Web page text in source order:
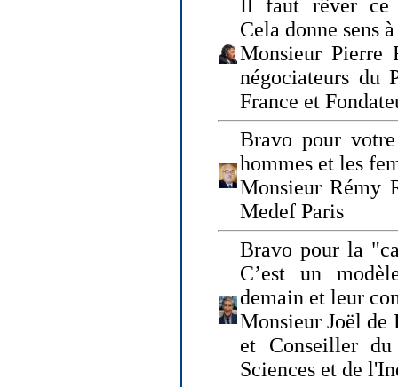
Il faut rêver ce
Cela donne sens
Monsieur Pierre
négociateurs du
France et
Bravo pour
hommes et les
Monsieur Rémy
Medef Paris
Bravo pour la
C’est un
demain et leur
Monsieur Joël de
et Conseiller
Sciences et de